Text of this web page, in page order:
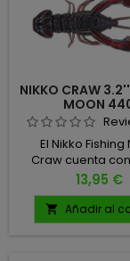
NIKKO CRAW
MOON
El Nikko Fishing
Craw cuenta
ultra realistas,
ángulos de
arqueado y una
amplia de sus
Precio
13,95 €
 Añadir al